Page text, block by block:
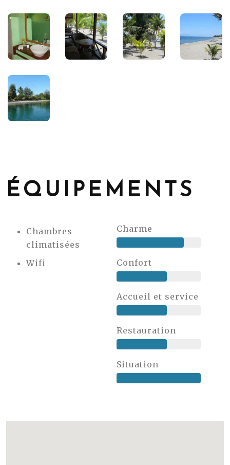
ÉQUIPEMENTS
Chambres
climatisées
Wifi
Charme
Confort
Accueil et service
Restauration
Situation